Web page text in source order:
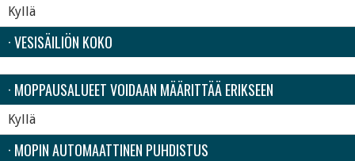
Kyllä
· VESISÄILIÖN KOKO
· MOPPAUSALUEET VOIDAAN MÄÄRITTÄÄ ERIKSEEN
Kyllä
· MOPIN AUTOMAATTINEN PUHDISTUS